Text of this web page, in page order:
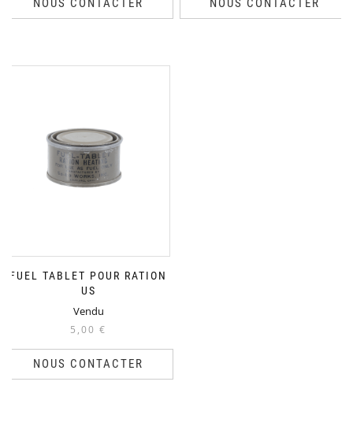
NOUS CONTACTER NOUS CONTACTER
FUEL TABLET POUR RATION
US
Vendu
5,00 €
NOUS CONTACTER